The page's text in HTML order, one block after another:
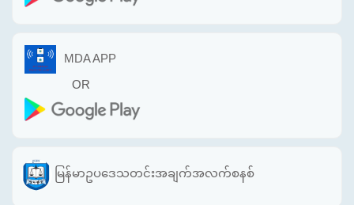
MDA APP
OR
မြန်မာဥပဒေသတင်းအချက်အလက်စနစ်